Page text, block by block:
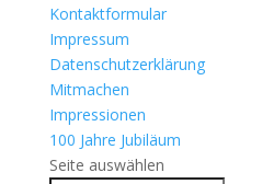
Kontaktformular
Impressum
Datenschutzerklärung
Mitmachen
Impressionen
100 Jahre Jubiläum
Seite auswählen